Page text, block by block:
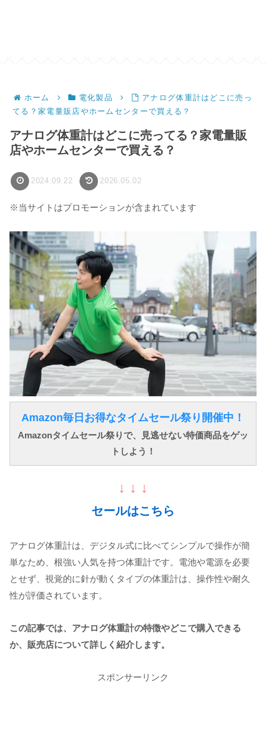
ホーム 電化製品
アナログ体重計はどこに売っ
てる？家電量販店やホームセンターで買える？
アナログ体重計はどこに売ってる？家電量販
店やホームセンターで買える？
2024.09.22 2026.05.02
※当サイトはプロモーションが含まれています
Amazon毎日お得なタイムセール祭り開催中！
Amazonタイムセール祭りで、見逃せない特価商品をゲッ
トしよう！
↓ ↓ ↓
セールはこちら
アナログ体重計は、デジタル式に比べてシンプルで操作が簡
単なため、根強い人気を持つ体重計です。電池や電源を必要
とせず、視覚的に針が動くタイプの体重計は、操作性や耐久
性が評価されています。
この記事では、アナログ体重計の特徴やどこで購入できる
か、販売店について詳しく紹介します。
スポンサーリンク